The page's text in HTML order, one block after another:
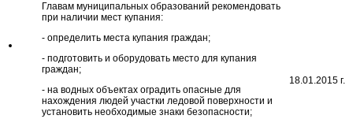
Главам муниципальных образований рекомендовать
при наличии мест купания:
- определить места купания граждан;
- подготовить и оборудовать место для купания
граждан;
- на водных объектах оградить опасные для
нахождения людей участки ледовой поверхности и
установить необходимые знаки безопасности;
18.01.2015 г.